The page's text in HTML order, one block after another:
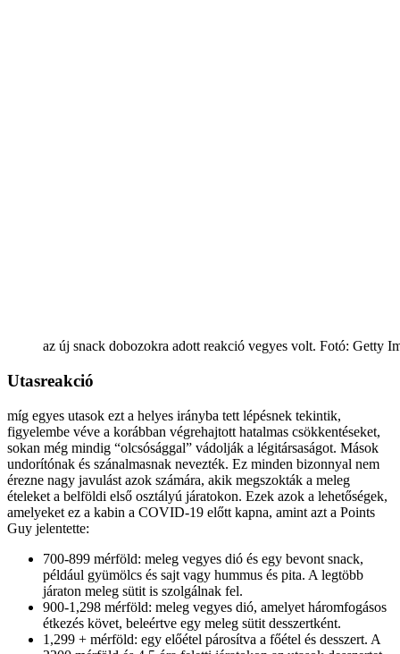
az új snack dobozokra adott reakció vegyes volt. Fotó: Getty
Utasreakció
míg egyes utasok ezt a helyes irányba tett lépésnek tekintik,
figyelembe véve a korábban végrehajtott hatalmas csökkentéseket,
sokan még mindig “olcsósággal” vádolják a légitársaságot. Mások
undorítónak és szánalmasnak nevezték. Ez minden bizonnyal nem
érezne nagy javulást azok számára, akik megszokták a meleg
ételeket a belföldi első osztályú járatokon. Ezek azok a lehetőségek,
amelyeket ez a kabin a COVID-19 előtt kapna, amint azt a Points
Guy jelentette:
700-899 mérföld: meleg vegyes dió és egy bevont snack,
például gyümölcs és sajt vagy hummus és pita. A legtöbb
járaton meleg sütit is szolgálnak fel.
900-1,298 mérföld: meleg vegyes dió, amelyet háromfogásos
étkezés követ, beleértve egy meleg sütit desszertként.
1,299 + mérföld: egy előétel párosítva a főétel és desszert. A